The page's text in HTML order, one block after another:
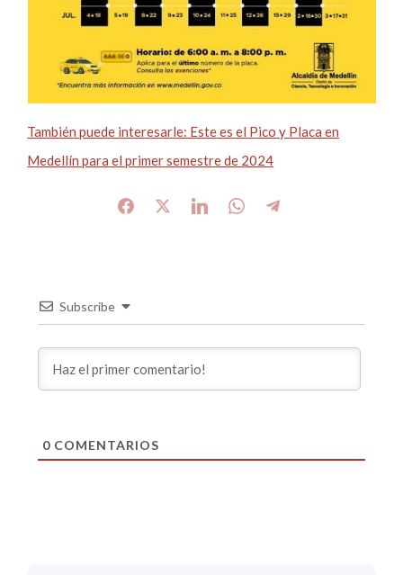
También puede interesarle: Este es el Pico y Placa en
Medellín para el primer semestre de 2024
Subscribe
0COMENTARIOS